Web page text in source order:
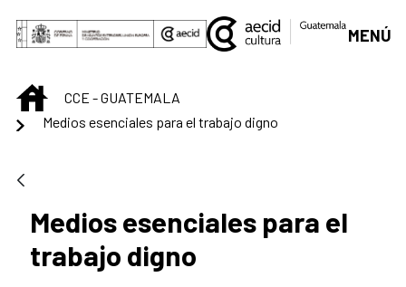
Saltar al contenido principal
MENÚ
INICIOCCE - GUATEMALA
Medios esenciales para el trabajo digno
Medios esenciales para el
trabajo digno